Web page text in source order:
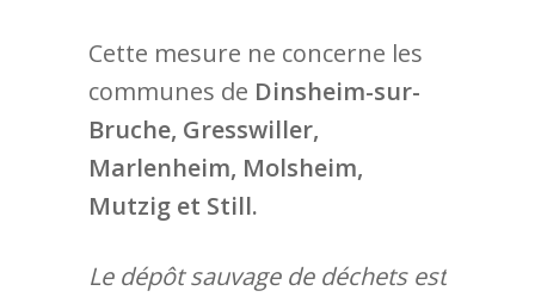
Cette mesure ne concerne les
communes de Dinsheim-sur-
Bruche, Gresswiller,
Marlenheim, Molsheim,
Mutzig et Still.
Le dépôt sauvage de déchets est